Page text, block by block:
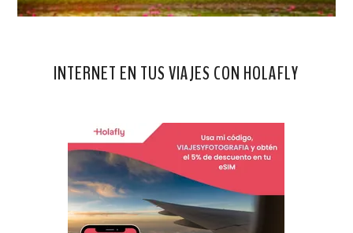
INTERNET EN TUS VIAJES CON HOLAFLY